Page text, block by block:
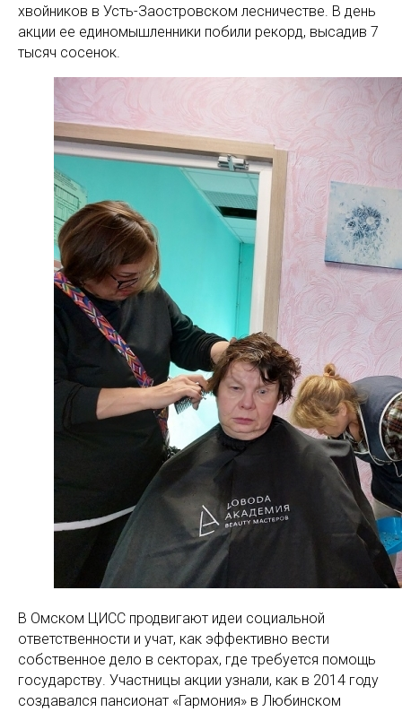
хвойников в Усть-Заостровском лесничестве. В день
акции ее единомышленники побили рекорд, высадив 7
тысяч сосенок.
В Омском ЦИСС продвигают идеи социальной
ответственности и учат, как эффективно вести
собственное дело в секторах, где требуется помощь
государству. Участницы акции узнали, как в 2014 году
создавался пансионат «Гармония» в Любинском